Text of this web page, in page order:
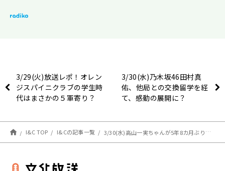
3/29(火)放送レポ！オレン
ジスパイニクラブの学生時
代はまさかの５軍寄り？
3/30(水)乃木坂46田村真
佑、他局との交換留学を経
て、感動の展開に？
I&C TOP I&Cの記事一覧 3/30(水)高山一実ちゃんが5年8カ月ぶりのレコメン！登場でした！